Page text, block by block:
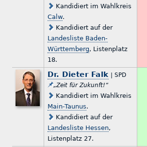
Kandidiert im Wahlkreis
Calw.
Kandidiert auf der
Landesliste Baden-
Württemberg, Listenplatz
18.
Dr. Dieter Falk | SPD
„Zeit für Zukunft!“
Kandidiert im Wahlkreis
Main-Taunus.
Kandidiert auf der
Landesliste Hessen,
Listenplatz 27.